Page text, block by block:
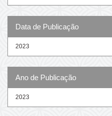
Data de Publicação
2023
Ano de Publicação
2023